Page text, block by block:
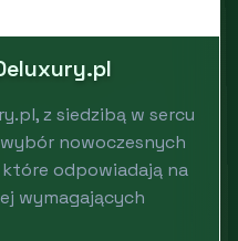
z siedzibą w sercu
nowoczesnych
odpowiadają na
wymagających